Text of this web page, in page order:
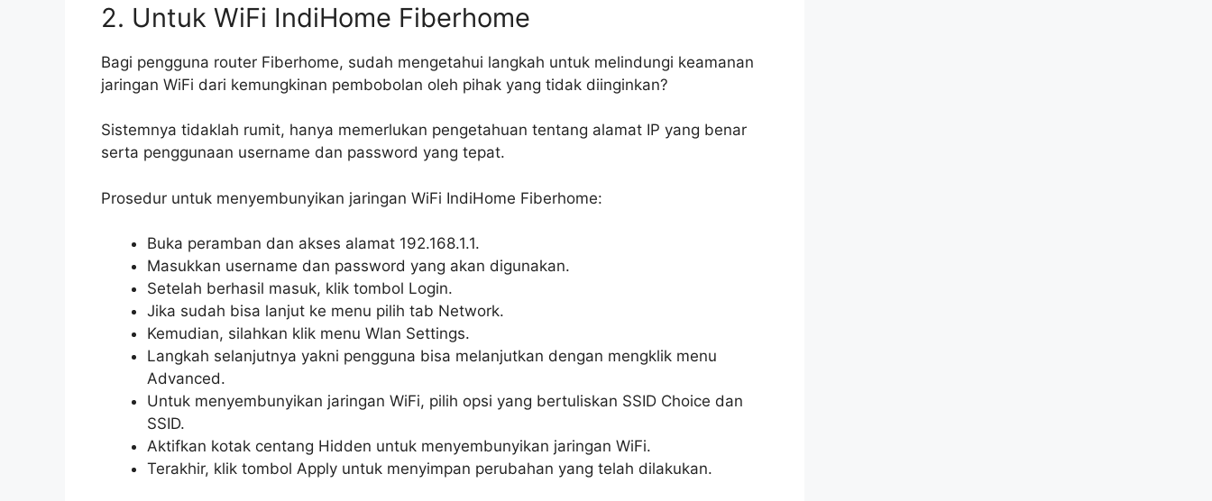
2. Untuk WiFi IndiHome Fiberhome
Bagi pengguna router Fiberhome, sudah mengetahui langkah untuk melindungi keamanan
jaringan WiFi dari kemungkinan pembobolan oleh pihak yang tidak diinginkan?
Sistemnya tidaklah rumit, hanya memerlukan pengetahuan tentang alamat IP yang benar
serta penggunaan username dan password yang tepat.
Prosedur untuk menyembunyikan jaringan WiFi IndiHome Fiberhome:
Buka peramban dan akses alamat 192.168.1.1.
Masukkan username dan password yang akan digunakan.
Setelah berhasil masuk, klik tombol Login.
Jika sudah bisa lanjut ke menu pilih tab Network.
Kemudian, silahkan klik menu Wlan Settings.
Langkah selanjutnya yakni pengguna bisa melanjutkan dengan mengklik menu
Advanced.
Untuk menyembunyikan jaringan WiFi, pilih opsi yang bertuliskan SSID Choice dan
SSID.
Aktifkan kotak centang Hidden untuk menyembunyikan jaringan WiFi.
Terakhir, klik tombol Apply untuk menyimpan perubahan yang telah dilakukan.